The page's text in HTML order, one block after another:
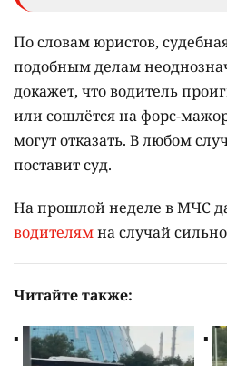
По словам юристов,
подобным делам
докажет, что водитель
или сошлётся на форс-
могут отказать. В любом
поставит суд.
На прошлой неделе в МЧС
водителямна случай
Читайте также: